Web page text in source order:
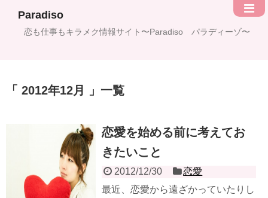
Paradiso
恋も仕事もキラメク情報サイト〜Paradiso パラディーゾ〜
2012年12月 一覧
恋愛を始める前に考えてお
きたいこと
2012/12/30
恋愛
最近、恋愛から遠ざかっていたりし